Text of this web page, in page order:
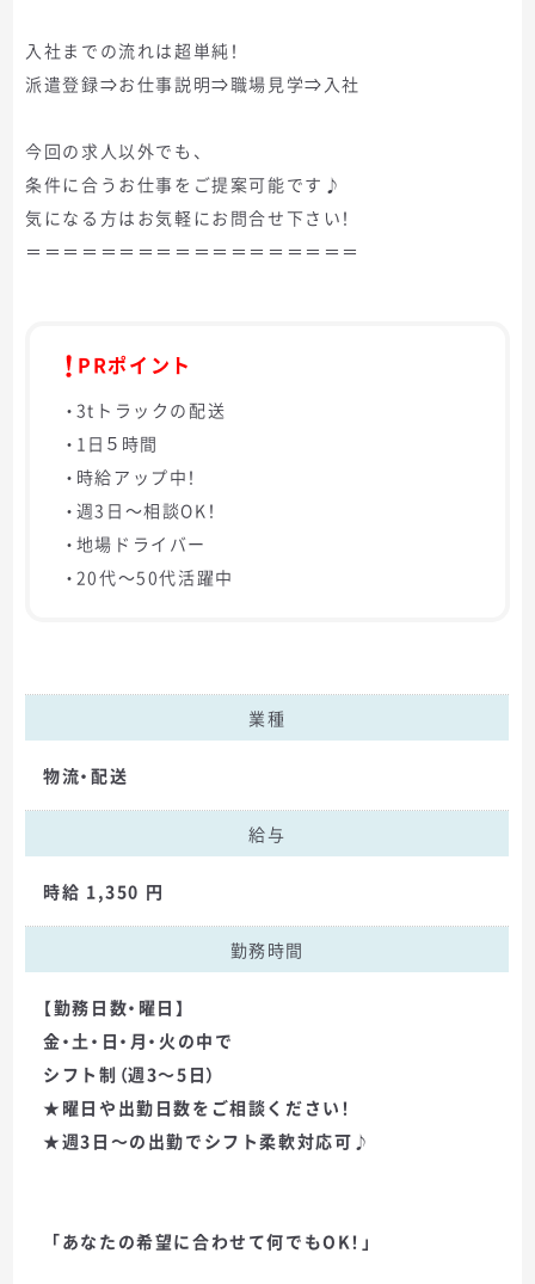
入社までの流れは超単純！
派遣登録⇒お仕事説明⇒職場見学⇒入社
今回の求人以外でも、
条件に合うお仕事をご提案可能です♪
気になる方はお気軽にお問合せ下さい！
＝＝＝＝＝＝＝＝＝＝＝＝＝＝＝＝＝＝
PRポイント
・3tトラックの配送
・1日５時間
・時給アップ中！
・週3日～相談OK！
・地場ドライバー
・20代～50代活躍中
業種
物流・配送
給与
時給 1,350 円
勤務時間
【勤務日数・曜日】
金・土・日・月・火の中で
シフト制（週3～5日）
★曜日や出勤日数をご相談ください！
★週3日～の出勤でシフト柔軟対応可♪
「あなたの希望に合わせて何でもOK！」